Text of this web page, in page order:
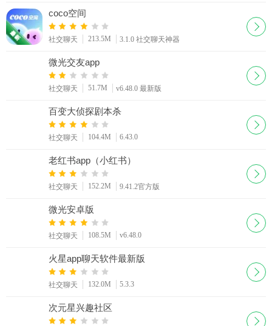
coco空间
社交聊天 213.5M 3.1.0 社交聊天神器
微光交友app
社交聊天 51.7M v6.48.0 最新版
百变大侦探剧本杀
社交聊天 104.4M 6.43.0
老红书app（小红书）
社交聊天 152.2M 9.41.2官方版
微光安卓版
社交聊天 108.5M v6.48.0
火星app聊天软件最新版
社交聊天 132.0M 5.3.3
次元星兴趣社区